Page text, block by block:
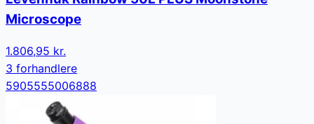
Microscope
1.806,95 kr.
3 forhandlere
5905555006888